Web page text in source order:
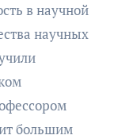
в научной
научных
большим